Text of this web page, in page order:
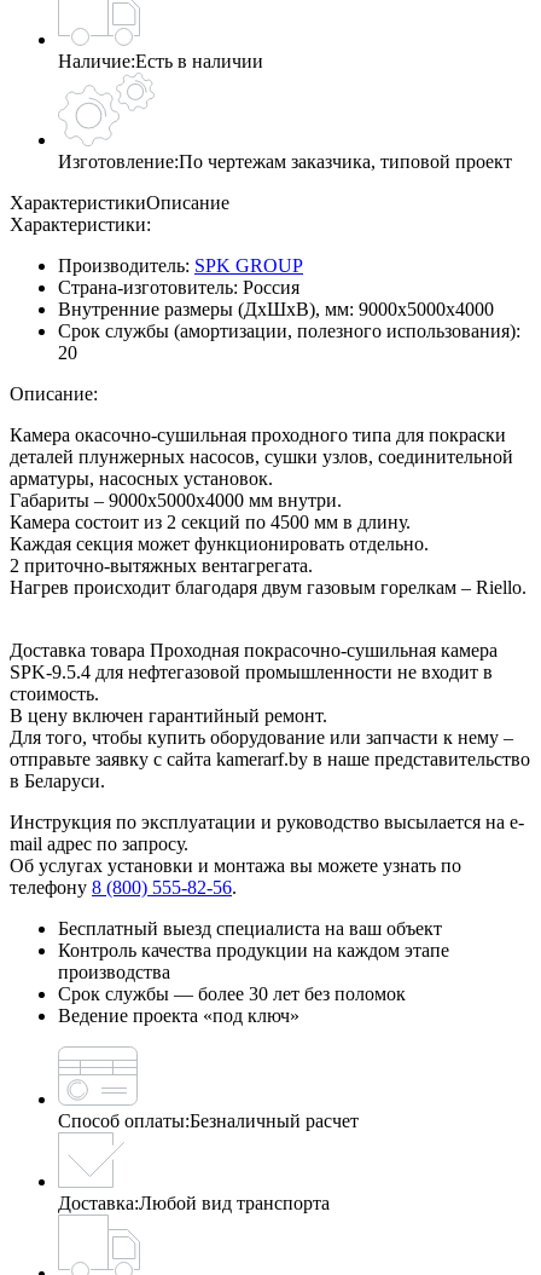
Наличие:Есть в наличии
Изготовление:По чертежам заказчика, типовой проект
ХарактеристикиОписание
Характеристики:
Производитель: SPK GROUP
Страна-изготовитель: Россия
Внутренние размеры (ДхШхВ), мм: 9000х5000х4000
Срок службы (амортизации, полезного использования):
20
Описание:
Камера окасочно-сушильная проходного типа для покраски
деталей плунжерных насосов, сушки узлов, соединительной
арматуры, насосных установок.
Габариты – 9000х5000х4000 мм внутри.
Камера состоит из 2 секций по 4500 мм в длину.
Каждая секция может функционировать отдельно.
2 приточно-вытяжных вентагрегата.
Нагрев происходит благодаря двум газовым горелкам – Riello.
Доставка товара Проходная покрасочно-сушильная камера
SPK-9.5.4 для нефтегазовой промышленности не входит в
стоимость.
В цену включен гарантийный ремонт.
Для того, чтобы купить оборудование или запчасти к нему –
отправьте заявку с сайта kamerarf.by в наше представительство
в Беларуси.
Инструкция по эксплуатации и руководство высылается на e-
mail адрес по запросу.
Об услугах установки и монтажа вы можете узнать по
телефону 8 (800) 555-82-56.
Бесплатный выезд специалиста на ваш объект
Контроль качества продукции на каждом этапе
производства
Срок службы — более 30 лет без поломок
Ведение проекта «под ключ»
Способ оплаты:Безналичный расчет
Доставка:Любой вид транспорта